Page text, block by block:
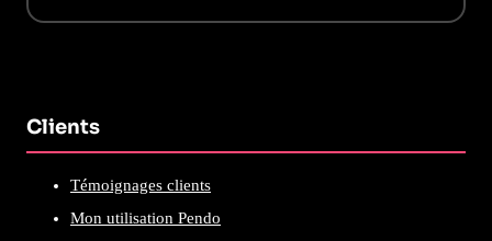
Clients
Témoignages clients
Mon utilisation Pendo